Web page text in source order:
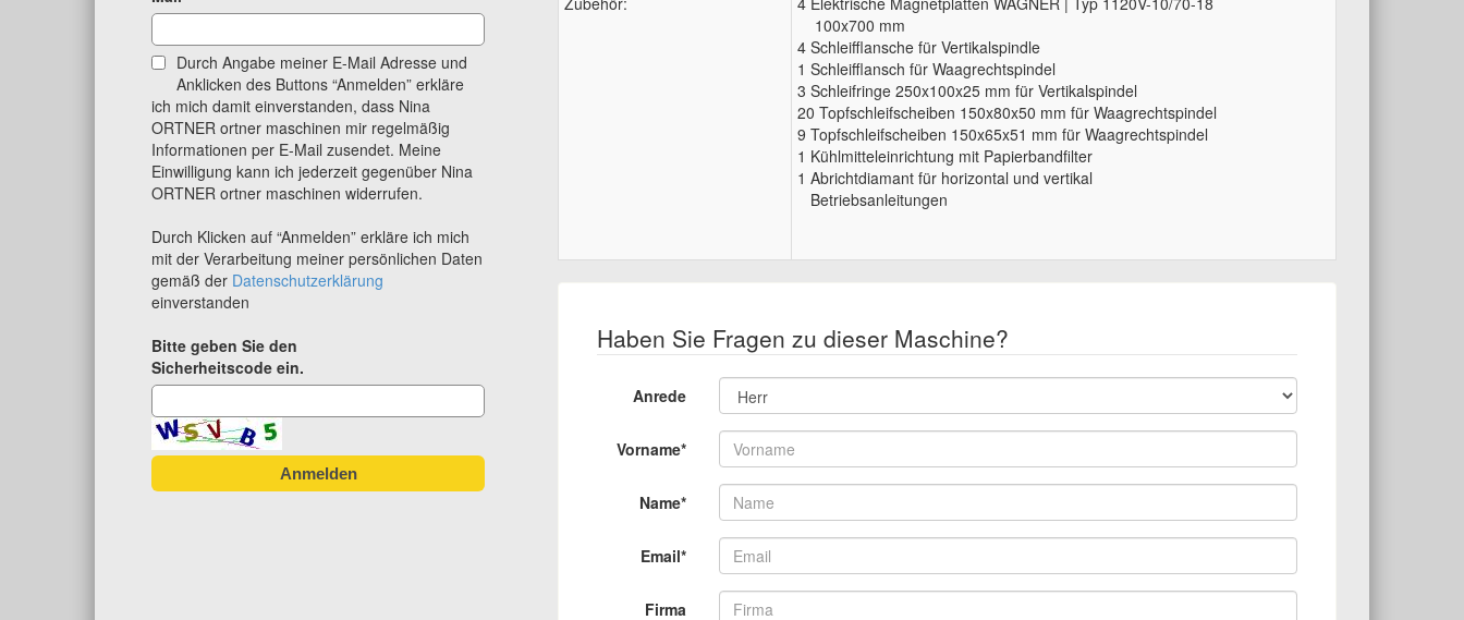
Durch Angabe meiner E-Mail Adresse und
Anklicken des Buttons “Anmelden” erkläre
ich mich damit einverstanden, dass Nina
ORTNER ortner maschinen mir regelmäßig
Informationen per E-Mail zusendet. Meine
Einwilligung kann ich jederzeit gegenüber Nina
ORTNER ortner maschinen widerrufen.
Durch Klicken auf “Anmelden” erkläre ich mich
mit der Verarbeitung meiner persönlichen Daten
gemäß der Datenschutzerklärung
einverstanden
Bitte geben Sie den
Sicherheitscode ein.
Anmelden
100x700 mm
4 Schleifflansche für Vertikalspindle
1 Schleifflansch für Waagrechtspindel
3 Schleifringe 250x100x25 mm für Vertikalspindel
20 Topfschleifscheiben 150x80x50 mm für Waagrechtspindel
9 Topfschleifscheiben 150x65x51 mm für Waagrechtspindel
1 Kühlmitteleinrichtung mit Papierbandfilter
1 Abrichtdiamant für horizontal und vertikal
Betriebsanleitungen
Haben Sie Fragen zu dieser Maschine?
Anrede
Vorname*
Name*
Email*
Firma